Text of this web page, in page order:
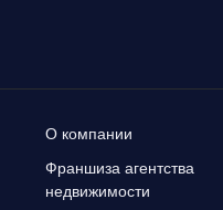
О компании
Франшиза агентства
недвижимости